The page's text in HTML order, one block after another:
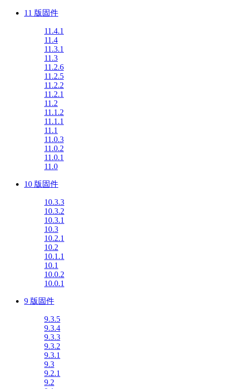
11 版固件
11.4.1
11.4
11.3.1
11.3
11.2.6
11.2.5
11.2.2
11.2.1
11.2
11.1.2
11.1.1
11.1
11.0.3
11.0.2
11.0.1
11.0
10 版固件
10.3.3
10.3.2
10.3.1
10.3
10.2.1
10.2
10.1.1
10.1
10.0.2
10.0.1
9 版固件
9.3.5
9.3.4
9.3.3
9.3.2
9.3.1
9.3
9.2.1
9.2